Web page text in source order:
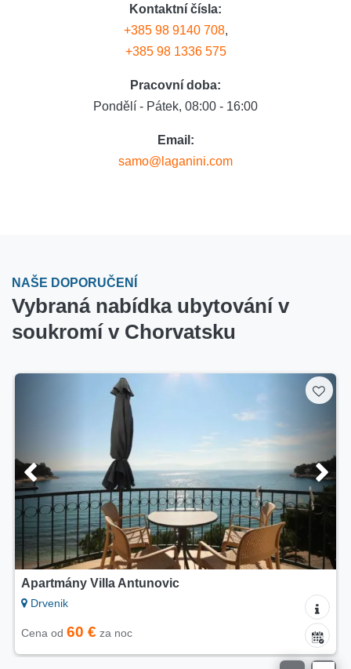
Kontaktní čísla:
+385 98 9140 708,
+385 98 1336 575
Pracovní doba:
Pondělí - Pátek, 08:00 - 16:00
Email:
samo@laganini.com
NAŠE DOPORUČENÍ
Vybraná nabídka ubytování v
soukromí v Chorvatsku
Apartmány Villa Antunovic
Drvenik
Cena od 60 € za noc